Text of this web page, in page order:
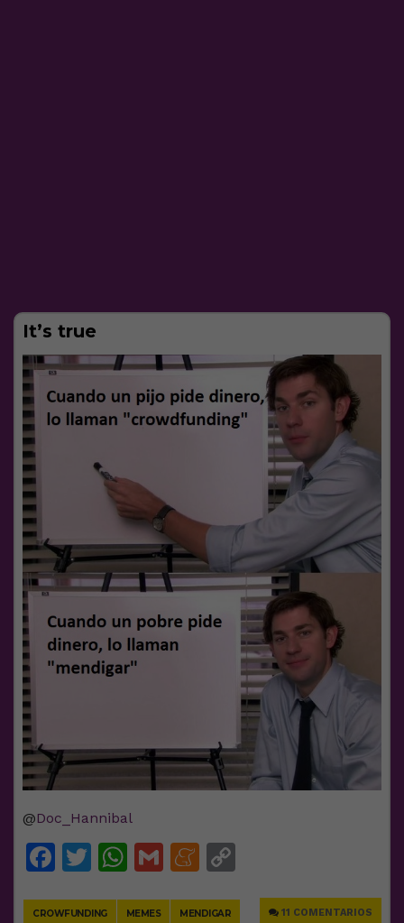
It’s true
@Doc_Hannibal
Facebook
Twitter
WhatsApp
GmailMeneame
CROWFUNDING MEMES MENDIGAR 11 COMENTARIOS